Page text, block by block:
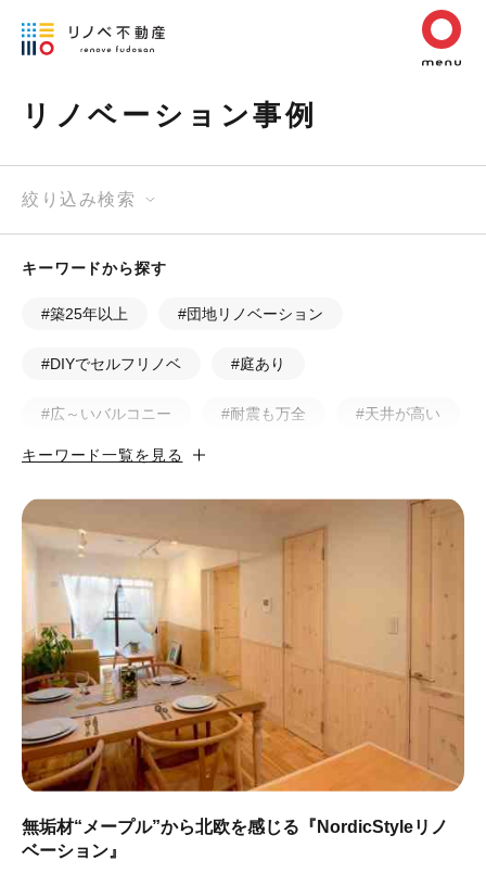
リノベーション事例
絞り込み検索
キーワードから探す
#築25年以上 #団地リノベーション
#DIYでセルフリノベ #庭あり
#広～いバルコニー #耐震も万全 #天井が高い
#カフェ風 #昭和レトロ
#アジアンテイスト
#アンティーク調 #ハンモック
#コンクリート壁 #ガラスブロック
#こだわりインテリア #こだわりキッチン
#自転車収納 #作り付けの家具
#黒板 #無垢の木 #タイル #壁一面本棚
#ふたり暮らし
キーワード一覧を見る
無垢材“メープル”から北欧を感じる『NordicStyleリノ
ベーション』